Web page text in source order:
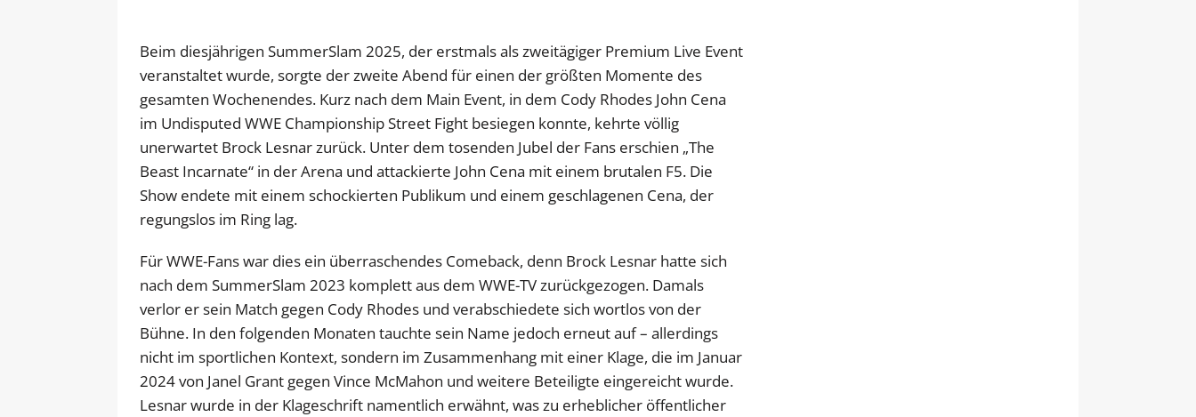
Beim diesjährigen SummerSlam 2025, der erstmals als zweitägiger Premium Live Event
veranstaltet wurde, sorgte der zweite Abend für einen der größten Momente des
gesamten Wochenendes. Kurz nach dem Main Event, in dem Cody Rhodes John Cena
im Undisputed WWE Championship Street Fight besiegen konnte, kehrte völlig
unerwartet Brock Lesnar zurück. Unter dem tosenden Jubel der Fans erschien „The
Beast Incarnate“ in der Arena und attackierte John Cena mit einem brutalen F5. Die
Show endete mit einem schockierten Publikum und einem geschlagenen Cena, der
regungslos im Ring lag.
Für WWE-Fans war dies ein überraschendes Comeback, denn Brock Lesnar hatte sich
nach dem SummerSlam 2023 komplett aus dem WWE-TV zurückgezogen. Damals
verlor er sein Match gegen Cody Rhodes und verabschiedete sich wortlos von der
Bühne. In den folgenden Monaten tauchte sein Name jedoch erneut auf – allerdings
nicht im sportlichen Kontext, sondern im Zusammenhang mit einer Klage, die im Januar
2024 von Janel Grant gegen Vince McMahon und weitere Beteiligte eingereicht wurde.
Lesnar wurde in der Klageschrift namentlich erwähnt, was zu erheblicher öffentlicher